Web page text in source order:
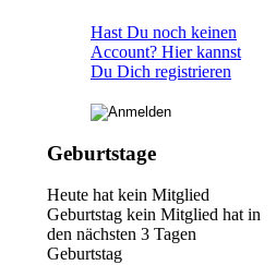
Hast Du noch keinen
Account? Hier kannst
Du Dich registrieren
Geburtstage
Heute hat kein Mitglied
Geburtstag kein Mitglied hat in
den nächsten 3 Tagen
Geburtstag